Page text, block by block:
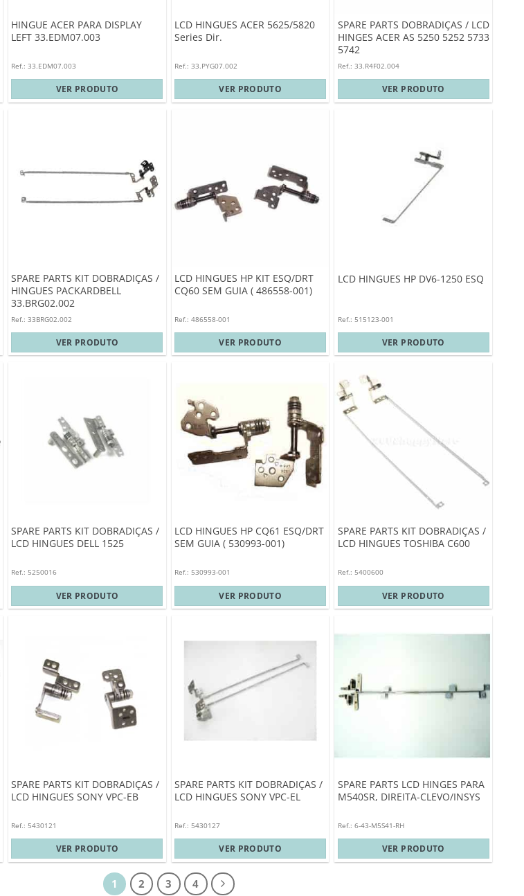
HINGUE ACER PARA DISPLAY
LEFT 33.EDM07.003
Ref.: 33.EDM07.003
VER PRODUTO
LCD HINGUES ACER 5625/5820
Series Dir.
Ref.: 33.PYG07.002
VER PRODUTO
SPARE PARTS DOBRADIÇAS / LCD
HINGES ACER AS 5250 5252 5733
5742
Ref.: 33.R4F02.004
VER PRODUTO
SPARE PARTS KIT DOBRADIÇAS /
HINGUES PACKARDBELL
33.BRG02.002
Ref.: 33BRG02.002
VER PRODUTO
LCD HINGUES HP KIT ESQ/DRT
CQ60 SEM GUIA ( 486558-001)
Ref.: 486558-001
VER PRODUTO
LCD HINGUES HP DV6-1250 ESQ
Ref.: 515123-001
VER PRODUTO
SPARE PARTS KIT DOBRADIÇAS /
LCD HINGUES DELL 1525
Ref.: 5250016
VER PRODUTO
LCD HINGUES HP CQ61 ESQ/DRT
SEM GUIA ( 530993-001)
Ref.: 530993-001
VER PRODUTO
SPARE PARTS KIT DOBRADIÇAS /
LCD HINGUES TOSHIBA C600
Ref.: 5400600
VER PRODUTO
SPARE PARTS KIT DOBRADIÇAS /
LCD HINGUES SONY VPC-EB
Ref.: 5430121
VER PRODUTO
SPARE PARTS KIT DOBRADIÇAS /
LCD HINGUES SONY VPC-EL
Ref.: 5430127
VER PRODUTO
SPARE PARTS LCD HINGES PARA
M540SR, DIREITA-CLEVO/INSYS
Ref.: 6-43-M5S41-RH
VER PRODUTO
1 2 3 4